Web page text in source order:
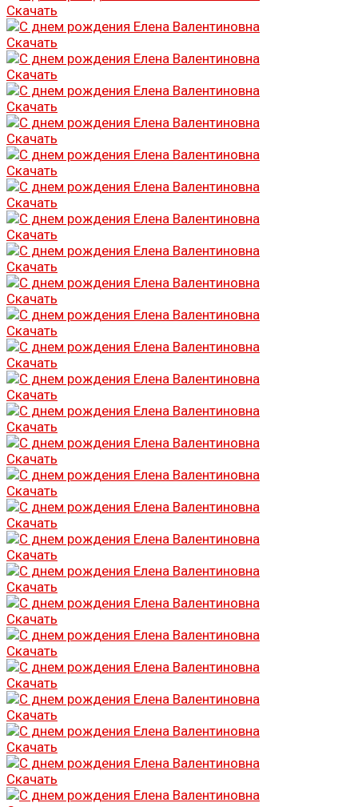
Скачать
Скачать
Скачать
Скачать
Скачать
Скачать
Скачать
Скачать
Скачать
Скачать
Скачать
Скачать
Скачать
Скачать
Скачать
Скачать
Скачать
Скачать
Скачать
Скачать
Скачать
Скачать
Скачать
Скачать
Скачать